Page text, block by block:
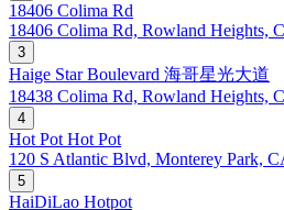
18406 Colima Rd
18406 Colima Rd, Rowland Heights,
3
Haige Star Boulevard 海哥星光大道
18438 Colima Rd, Rowland Heights,
4
Hot Pot Hot Pot
120 S Atlantic Blvd, Monterey Park,
5
HaiDiLao Hotpot